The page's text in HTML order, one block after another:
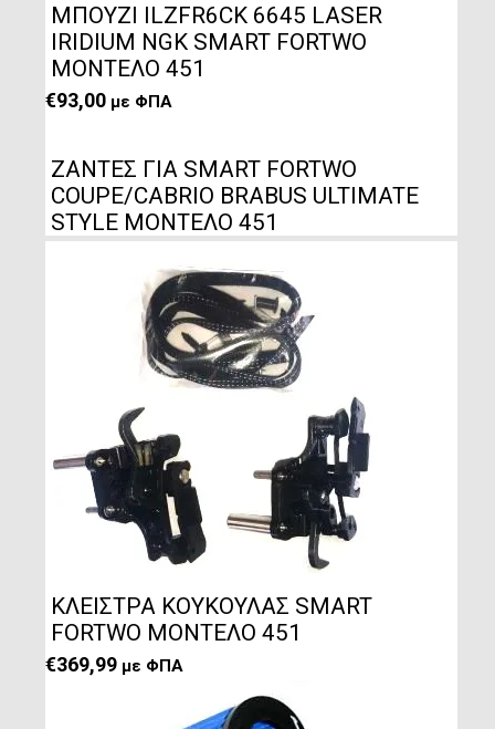
ΜΠΟΥΖΙ ILZFR6CK 6645 LASER
IRIDIUM NGK SMART FORTWO
ΜΟΝΤΕΛΟ 451
€93,00 με ΦΠΑ
ΖΑΝΤΕΣ ΓΙΑ SMART FORTWO
COUPE/CABRIO BRABUS ULTIMATE
STYLE ΜΟΝΤΕΛΟ 451
ΚΛΕΙΣΤΡΑ ΚΟΥΚΟΥΛΑΣ SMART
FORTWO ΜΟΝΤΕΛΟ 451
€369,99 με ΦΠΑ